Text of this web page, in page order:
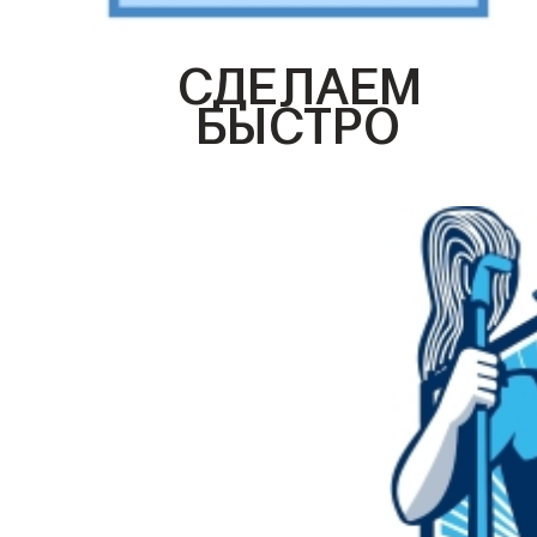
СДЕЛАЕМ
БЫСТРО